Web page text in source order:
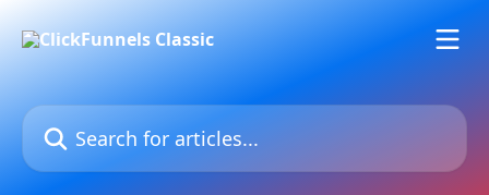
Search for articles...